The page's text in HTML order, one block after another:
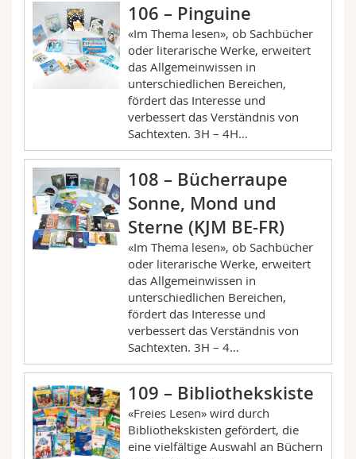
106 – Pinguine
«Im Thema lesen», ob Sachbücher
oder literarische Werke, erweitert
das Allgemeinwissen in
unterschiedlichen Bereichen,
fördert das Interesse und
verbessert das Verständnis von
Sachtexten. 3H – 4H…
108 – Bücherraupe
Sonne, Mond und
Sterne (KJM BE-FR)
«Im Thema lesen», ob Sachbücher
oder literarische Werke, erweitert
das Allgemeinwissen in
unterschiedlichen Bereichen,
fördert das Interesse und
verbessert das Verständnis von
Sachtexten. 3H – 4…
109 – Bibliothekskiste
«Freies Lesen» wird durch
Bibliothekskisten gefördert, die
eine vielfältige Auswahl an Büchern